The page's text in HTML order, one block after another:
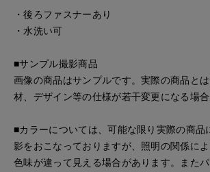
・後ろファスナーあり
・水洗い可
■サンプル撮影商品
画像の商品はサンプルです。実際の商品と
材、デザイン等の仕様が若干変更になる場合
■カラーについては、可能な限り実際の商品
影をおこなっておりますが、照明の関係に
色味が違って見える場合があります。また